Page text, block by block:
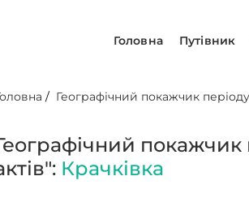
Головна Путівник
/ Географічний покажчик
покажчик
Крачківка